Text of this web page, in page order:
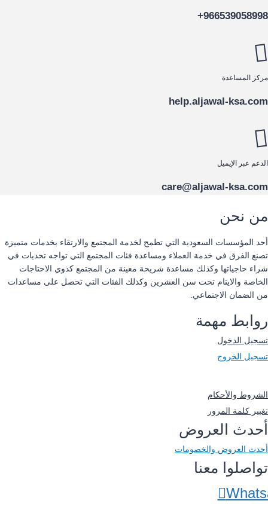
966539058998+
مركز المساعدة
help.aljawal-ksa.com
الدعم عبر الإيميل
care@aljawal-ksa.com
من نحن
أحد المؤسسات السعودية التي تطمح لخدمة المجتمع والارتقاء بخدمات متميزة
تصنع الفرق في خدمة العملاء ومساعدة فئات المجتمع التي تواجه تحديات في
شراء حاجياتها وكذلك مساعدة شريحة معينة من المجتمع كذوي الاحتاجات
الخاصة والايتام تحت سن العشرين وكذلك الفئات التي تحصل على مساعدات
من الضمان الاجتماعي.
روابط مهمة
تسجيل الدخول
تسجيل الخروج
الشروط والأحكام
تغيير كلمة المرور
أحدث العروض
أحدث العروض والخصومات
تواصلوا معنا